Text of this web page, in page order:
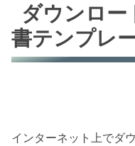
ダウンロー
書テンプレ
インターネット上でダ